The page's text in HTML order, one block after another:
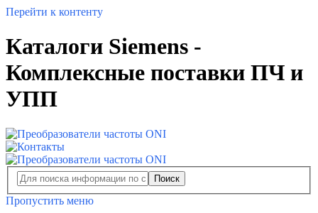
Перейти к контенту
Каталоги Siemens -
Комплексные поставки ПЧ и
УПП
Поиск
Пропустить меню